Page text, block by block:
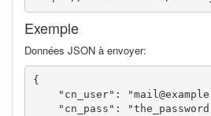
Exemple
Données JSON à envoyer:
{
"cn_user":
"cn_pass":